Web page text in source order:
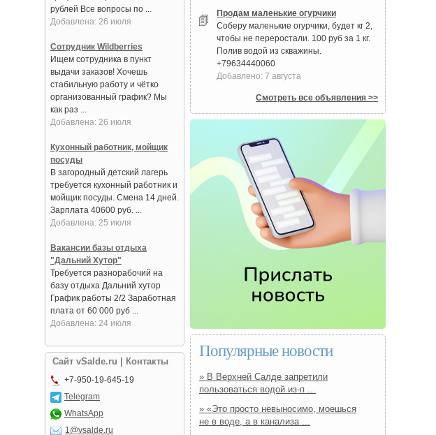
рублей Все вопросы по ...
Добавлена: 26 июля
Сотрудник Wildberries
Ищем сотрудника в пункт
выдачи заказов! Хочешь
стабильную работу и чётко
организованный график? Мы
как раз ...
Добавлена: 26 июля
Кухонный работник, мойщик
посуды
В загородный детский лагерь
требуется кухонный работник и
мойщик посуды. Смена 14 дней.
Зарплата 40600 руб. ...
Добавлена: 25 июля
Вакансии базы отдыха
"Дальний Хутор"
Требуется разнорабочий на
базу отдыха Дальний хутор
График работы 2/2 Заработная
плата от 60 000 руб ...
Добавлена: 24 июля
Сайт vSalde.ru | Контакты
+7-950-19-645-19
Telegram
WhatsApp
1@vsalde.ru
Продам маленькие огурчики
Соберу маленькие огурчики, будет кг 2,
чтобы не переростали. 100 руб за 1 кг.
Полив водой из скважины.
+79634440060
Добавлено: 7 августа
Смотреть все объявления >>
Популярные новости
» В Верхней Салде запретили
пользоваться водой из‑п ...
» «Это просто невыносимо, моешься
не в воде, а в канализа ...